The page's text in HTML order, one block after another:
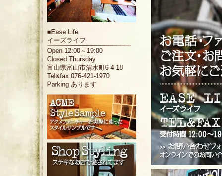
■ Ease Life
イーズライフ
Open 12:00～19:00
Closed Thursday
富山県富山市清水町6-4-18
Tel&fax 076-421-1970
Parking あります